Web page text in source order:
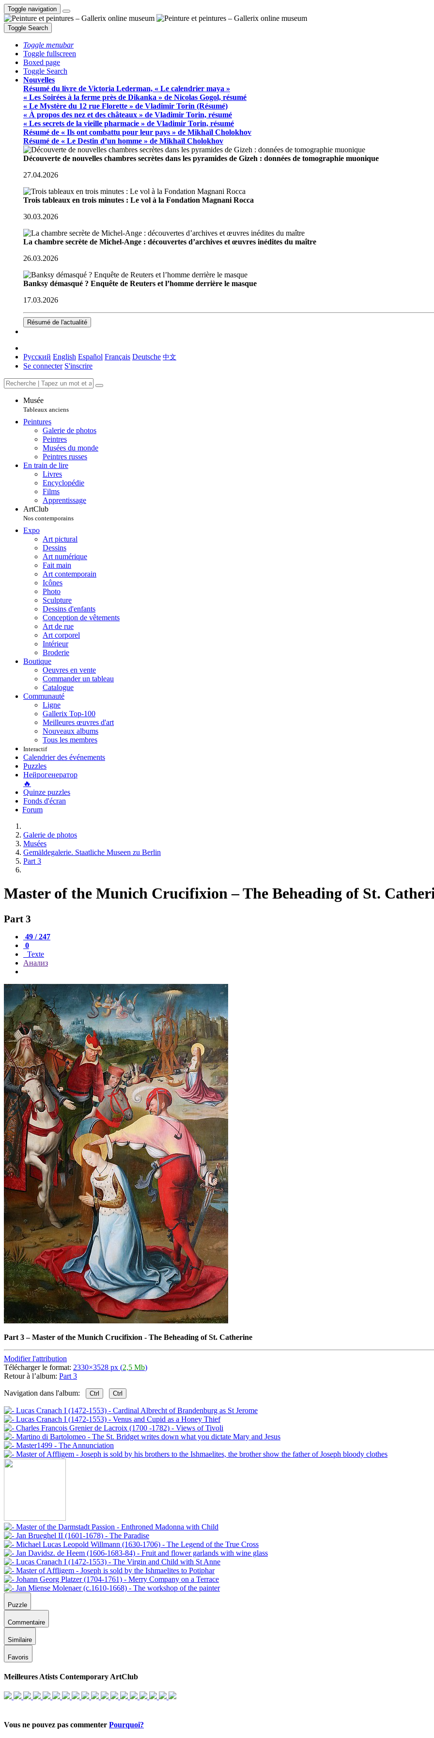
Toggle navigation
Toggle Search
Toggle menubar
Toggle fullscreen
Boxed page
Toggle Search
Nouvelles
Résumé du livre de Victoria Lederman, « Le calendrier maya »
« Les Soirées à la ferme près de Dikanka » de Nicolas Gogol, résumé
« Le Mystère du 12 rue Florette » de Vladimir Torin (Résumé)
« À propos des nez et des châteaux » de Vladimir Torin, résumé
« Les secrets de la vieille pharmacie » de Vladimir Torin, résumé
Résumé de « Ils ont combattu pour leur pays » de Mikhaïl Cholokhov
Résumé de « Le Destin d’un homme » de Mikhaïl Cholokhov
Découverte de nouvelles chambres secrètes dans les pyramides de Gizeh : données de tomographie muonique
27.04.2026
Trois tableaux en trois minutes : Le vol à la Fondation Magnani Rocca
30.03.2026
La chambre secrète de Michel-Ange : découvertes d’archives et œuvres inédites du maître
26.03.2026
Banksy démasqué ? Enquête de Reuters et l’homme derrière le masque
17.03.2026
Résumé de l'actualité
Русский English Español Français Deutsche 中文
Se connecter S'inscrire
Musée
Tableaux anciens
Peintures
Galerie de photos
Peintres
Musées du monde
Peintres russes
En train de lire
Livres
Encyclopédie
Films
Apprentissage
ArtClub
Nos contemporains
Expo
Art pictural
Dessins
Art numérique
Fait main
Art contemporain
Icônes
Photo
Sculpture
Dessins d'enfants
Conception de vêtements
Art de rue
Art corporel
Intérieur
Broderie
Boutique
Oeuvres en vente
Commander un tableau
Catalogue
Communauté
Ligne
Gallerix Top-100
Meilleures œuvres d'art
Nouveaux albums
Tous les membres
Interactif
Calendrier des événements
Puzzles
Нейрогенератор
🔥
Quinze puzzles
Fonds d'écran
Forum
Galerie de photos
Musées
Gemäldegalerie. Staatliche Museen zu Berlin
Part 3
Master of the Munich Crucifixion – The Beheading of St.
Part 3
49 / 247
0
Texte
Анализ
Part 3–Master of the Munich Crucifixion - The Beheading of St. Catherine
Modifier l'attribution
Télécharger le format: 2330×3528 px (2,5 Mb)
Retour à l’album: Part 3
Navigation dans l'album: Ctrl Ctrl
Puzzle
Commentaire
Similaire
Favoris
Meilleures Atists Contemporary ArtClub
Vous ne pouvez pas commenter Pourquoi?